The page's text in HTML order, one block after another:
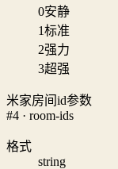
0安静
1标准
2强力
3超强
米家房间id参数
#4 · room-ids
格式
string